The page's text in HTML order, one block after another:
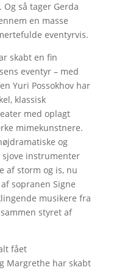
så tager Gerda
en masse
eventyrvis.
skabt en fin
eventyr – med
Yuri Possokhov har
klassisk
med oplagt
mimekunstnere.
og
instrumenter
af storm og is, nu
sopranen Signe
musikere fra
styret af
fået
Margrethe har skabt